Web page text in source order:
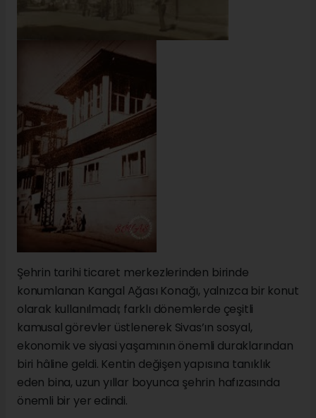
Şehrin tarihi ticaret merkezlerinden birinde
konumlanan Kangal Ağası Konağı, yalnızca bir konut
olarak kullanılmadı; farklı dönemlerde çeşitli
kamusal görevler üstlenerek Sivas’ın sosyal,
ekonomik ve siyasi yaşamının önemli duraklarından
biri hâline geldi. Kentin değişen yapısına tanıklık
eden bina, uzun yıllar boyunca şehrin hafızasında
önemli bir yer edindi.